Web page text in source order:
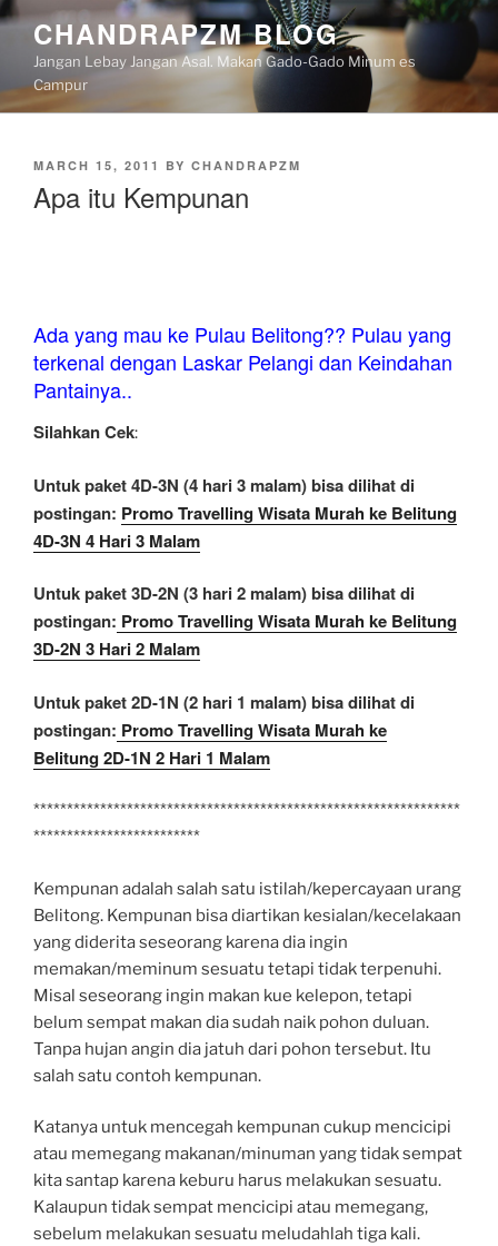
Skip
content
CHANDRAPZM BLOG
Jangan Lebay Jangan Asal. Makan Gado-Gado Minum es
Campur
POSTED
MARCH 15, 2011 BY CHANDRAPZM
Apa itu Kempunan
Ada yang mau ke Pulau Belitong?? Pulau yang
terkenal dengan Laskar Pelangi dan Keindahan
Pantainya..
Silahkan Cek:
Untuk paket 4D-3N (4 hari 3 malam) bisa dilihat di
postingan: Promo Travelling Wisata Murah ke Belitung
4D-3N 4 Hari 3 Malam
Untuk paket 3D-2N (3 hari 2 malam) bisa dilihat di
postingan: Promo Travelling Wisata Murah ke Belitung
3D-2N 3 Hari 2 Malam
Untuk paket 2D-1N (2 hari 1 malam) bisa dilihat di
postingan: Promo Travelling Wisata Murah ke
Belitung 2D-1N 2 Hari 1 Malam
****************************************************************
*************************
Kempunan adalah salah satu istilah/kepercayaan urang
Belitong. Kempunan bisa diartikan kesialan/kecelakaan
yang diderita seseorang karena dia ingin
memakan/meminum sesuatu tetapi tidak terpenuhi.
Misal seseorang ingin makan kue kelepon, tetapi
belum sempat makan dia sudah naik pohon duluan.
Tanpa hujan angin dia jatuh dari pohon tersebut. Itu
salah satu contoh kempunan.
Katanya untuk mencegah kempunan cukup mencicipi
atau memegang makanan/minuman yang tidak sempat
kita santap karena keburu harus melakukan sesuatu.
Kalaupun tidak sempat mencicipi atau memegang,
sebelum melakukan sesuatu meludahlah tiga kali.